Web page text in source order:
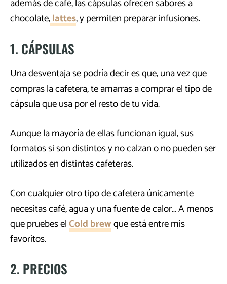
además de café, las cápsulas ofrecen sabores a
chocolate,lattes, y permiten preparar infusiones.
1. CÁPSULAS
Una desventaja se podría decir es que, una vez que
compras la cafetera, te amarras a comprar el tipo de
cápsula que usa por el resto de tu vida.
Aunque la mayoría de ellas funcionan igual, sus
formatos si son distintos y no calzan o no pueden ser
utilizados en distintas cafeteras.
Con cualquier otro tipo de cafetera únicamente
necesitas café, agua y una fuente de calor… A menos
que pruebes elCold brewque está entre mis
favoritos.
2. PRECIOS